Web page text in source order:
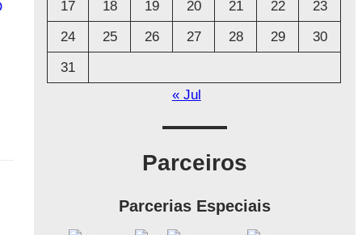
17
18 19 20 21 22
23
24
25 26 27 28 29
30
31
« Jul
Parceiros
Parcerias Especiais